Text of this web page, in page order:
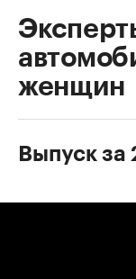
женщин
Выпуск за